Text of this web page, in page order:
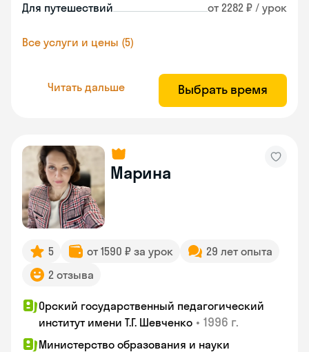
Для путешествий от 2282 ₽ / урок
Все услуги и цены (5)
Читать дальше Выбрать время
Марина
5 от 1590 ₽ за урок
29 лет опыта
2 отзыва
Орский государственный педагогический
институт имени Т.Г. Шевченко • 1996 г.
Министерство образования и науки